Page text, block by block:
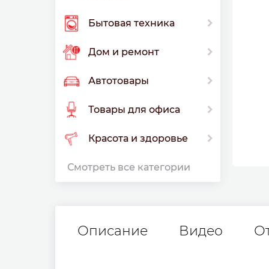
Бытовая техника
Дом и ремонт
Автотовары
Товары для офиса
Красота и здоровье
Смотреть все категории
Описание Видео